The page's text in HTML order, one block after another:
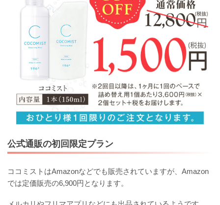
公式通販の初回限定プラン
ココミストはAmazonなどでも販売されていますが、Amazon
では定価販売の6,900円となります。